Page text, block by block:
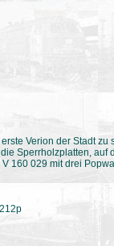
Verion der Stadt
Sperrholzplatten,
V 160 029 mit drei